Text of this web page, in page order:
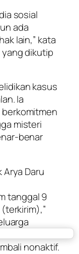
sosial
ada
lain,” kata
dikutip
kasus
Ia
berkomitmen
misteri
benar
Daru
tanggal 9
akun
nonaktif.